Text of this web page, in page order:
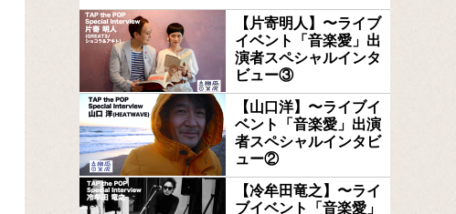
【片寄明人】〜ライブ
イベント「音楽愛」出
演者スペシャルインタ
ビュー③
【山口洋】〜ライブイ
ベント「音楽愛」出演
者スペシャルインタビ
ュー②
【冷牟田竜之】〜ライ
ブイベント「音楽愛」